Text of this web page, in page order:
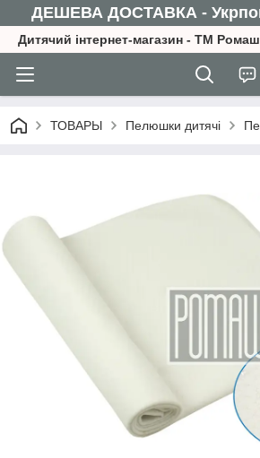
ДЕШЕВА ДОСТАВКА -
Дитячий інтернет-магазин - ТМ
ТОВАРЫ Пелюшки дитячі